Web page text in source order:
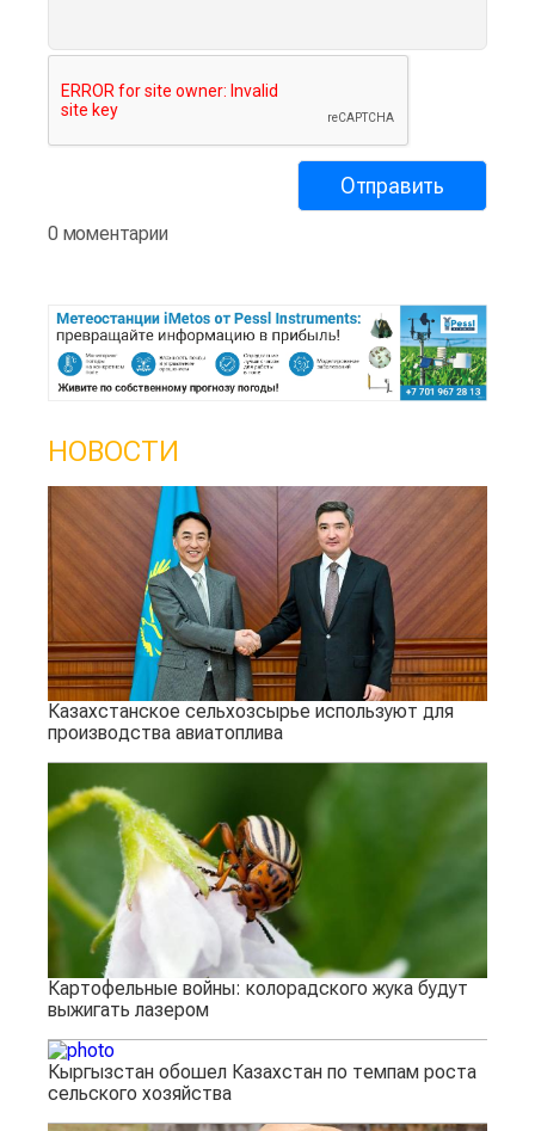
0 моментарии
НОВОСТИ
Казахстанское сельхозсырье используют для
производства авиатоплива
Картофельные войны: колорадского жука будут
выжигать лазером
Кыргызстан обошел Казахстан по темпам роста
сельского хозяйства